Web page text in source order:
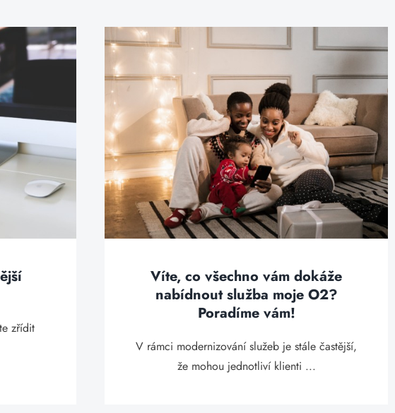
zřídit
Víte, co všechno vám dokáže
nabídnout služba moje O2?
Poradíme vám!
V rámci modernizování služeb je stále častější,
že mohou jednotliví klienti ...